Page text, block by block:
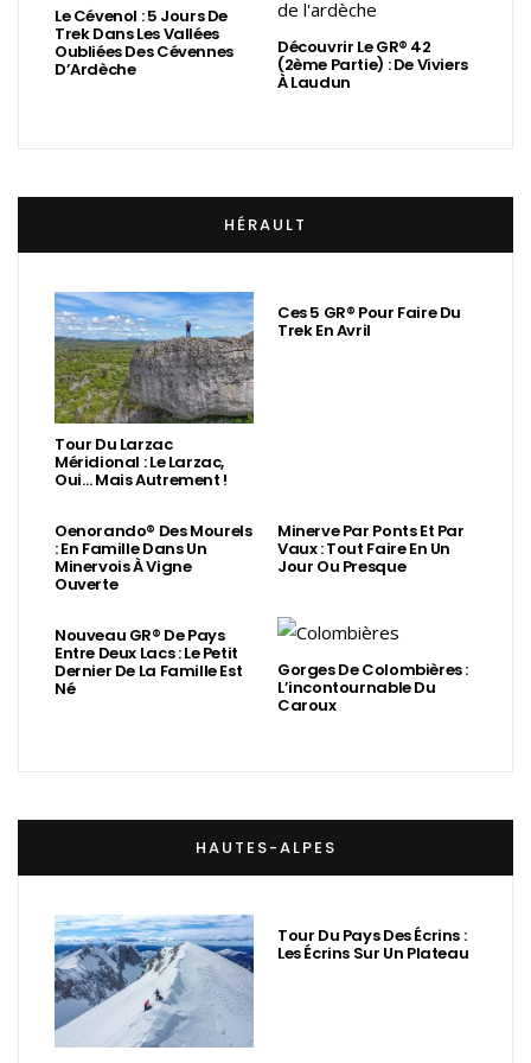
Le Cévenol : 5 Jours De
Trek Dans Les Vallées
Oubliées Des Cévennes
D’Ardèche
Découvrir Le GR® 42
(2ème Partie) : De Viviers
À Laudun
HÉRAULT
Tour Du Larzac
Méridional : Le Larzac,
Oui… Mais Autrement !
Ces 5 GR® Pour Faire Du
Trek En Avril
Oenorando® Des Mourels
: En Famille Dans Un
Minervois À Vigne
Ouverte
Minerve Par Ponts Et Par
Vaux : Tout Faire En Un
Jour Ou Presque
Nouveau GR® De Pays
Entre Deux Lacs : Le Petit
Dernier De La Famille Est
Né
Gorges De Colombières :
L’incontournable Du
Caroux
HAUTES-ALPES
Tour Du Pays Des Écrins :
Les Écrins Sur Un Plateau